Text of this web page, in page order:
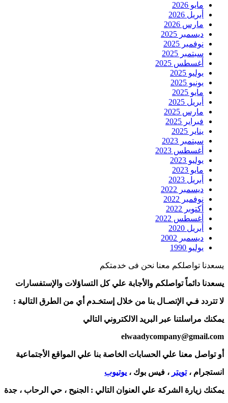
مايو 2026
أبريل 2026
مارس 2026
ديسمبر 2025
نوفمبر 2025
سبتمبر 2025
أغسطس 2025
يوليو 2025
يونيو 2025
مايو 2025
أبريل 2025
مارس 2025
فبراير 2025
يناير 2025
سبتمبر 2023
أغسطس 2023
يوليو 2023
مايو 2023
أبريل 2023
ديسمبر 2022
نوفمبر 2022
أكتوبر 2022
أغسطس 2022
أبريل 2020
ديسمبر 2002
يوليو 1990
يسعدنا تواصلكم معنا نحن فى خدمتكم
يسعدنا دائماً تواصلكم والأجابة علي كل التساؤلات والإستفسارات
لا تتردد فـي الإتصـال بنا من خلال إستخـدم أي من الطرق التالية :
يمكنك مراسلتنا عبر البريد الالكتروني التالي
elwaadycompany@gmail.com
أو تواصل معنا علي الحسابات الخاصة بنا علي المواقع الأجتماعية
انستجرام ،تويتر ، فيس بوك ، يوتيوب
يمكنك زيارة الشركة علي العنوان التالي : الجنيح ، حي الرحاب ، جدة